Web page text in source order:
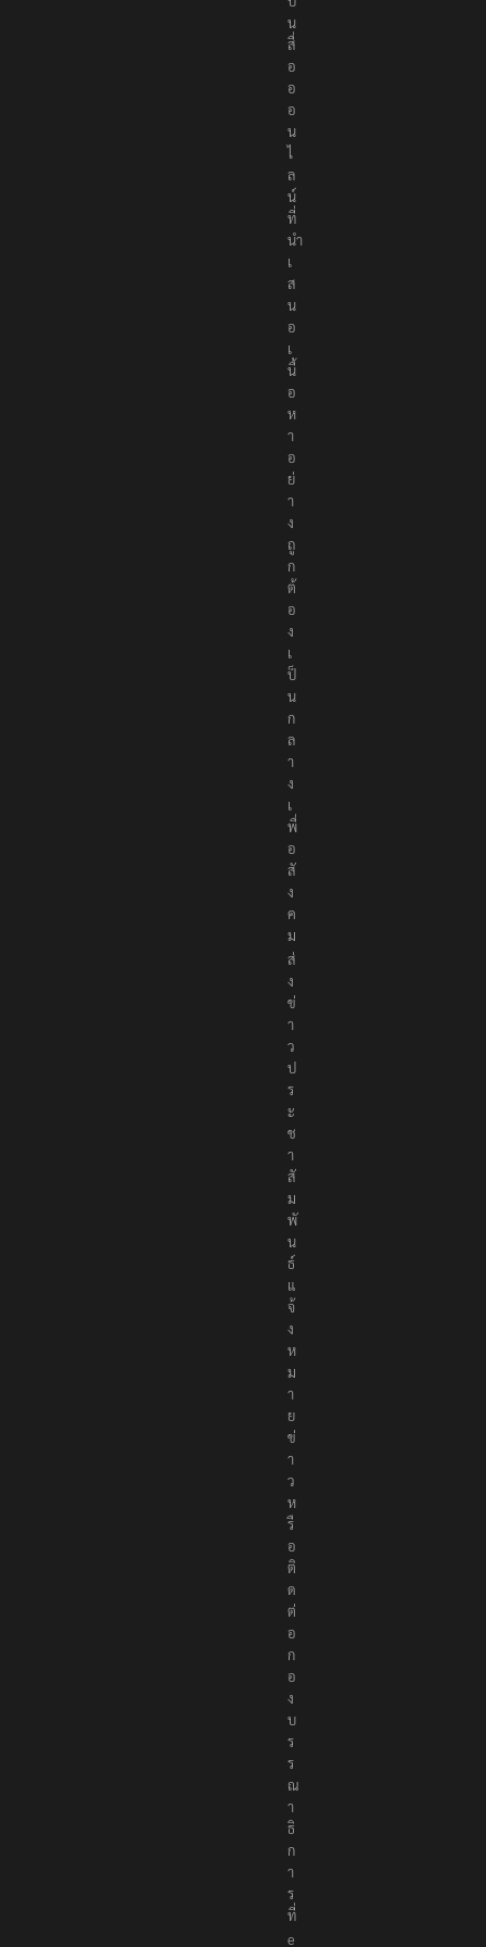
s
เ
ป็
น
สื่
อ
อ
อ
น
ไ
ล
น์
ที่
นำ
เ
ส
น
อ
เ
นื้
อ
ห
า
อ
ย่
า
ง
ถู
ก
ต้
อ
ง
เ
ป็
น
ก
ล
า
ง
เ
พื่
อ
สั
ง
ค
ม
ส่
ง
ข่
า
ว
ป
ร
ะ
ช
า
สั
ม
พั
น
ธ์
แ
จ้
ง
ห
ม
า
ย
ข่
า
ว
ห
รื
อ
ติ
ด
ต่
อ
ก
อ
ง
บ
ร
ร
ณ
า
ธิ
ก
า
ร